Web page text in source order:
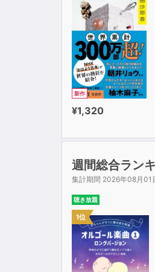
新作
¥1,320
週間総合ラン
集計期間 2026年08月01
聴き放題
1位